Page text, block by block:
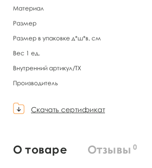
Материал
Размер
Размер в упаковке д*ш*в, см
Вес 1 ед.
Внутренний артикул/TX
Производитель
Скачать сертификат
О товаре Отзывы 0